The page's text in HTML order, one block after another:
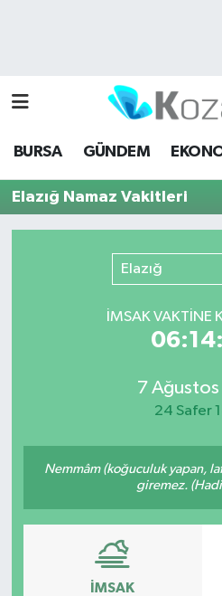
BURSA GÜNDEM
Elazığ Namaz Vakitleri
Elazığ
İMSAK VAKTİNE
7
24 Safer
Nemmâm (koğuculuk yapan,
giremez.
İMSAK
Bursa Hava Durumu
Bursa Namaz Vakitleri
Bursa Trafik Yoğunluk
Süper Lig Puan Durumu
Son Dakika Haberleri